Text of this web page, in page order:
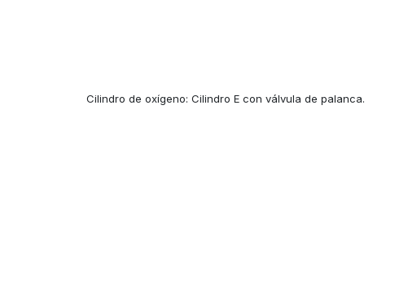
Cilindro de oxígeno: Cilindro E con válvula de palanca.